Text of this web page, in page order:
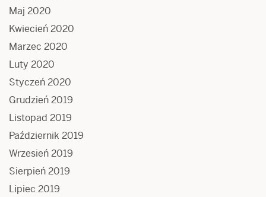
Maj 2020
Kwiecień 2020
Marzec 2020
Luty 2020
Styczeń 2020
Grudzień 2019
Listopad 2019
Październik 2019
Wrzesień 2019
Sierpień 2019
Lipiec 2019